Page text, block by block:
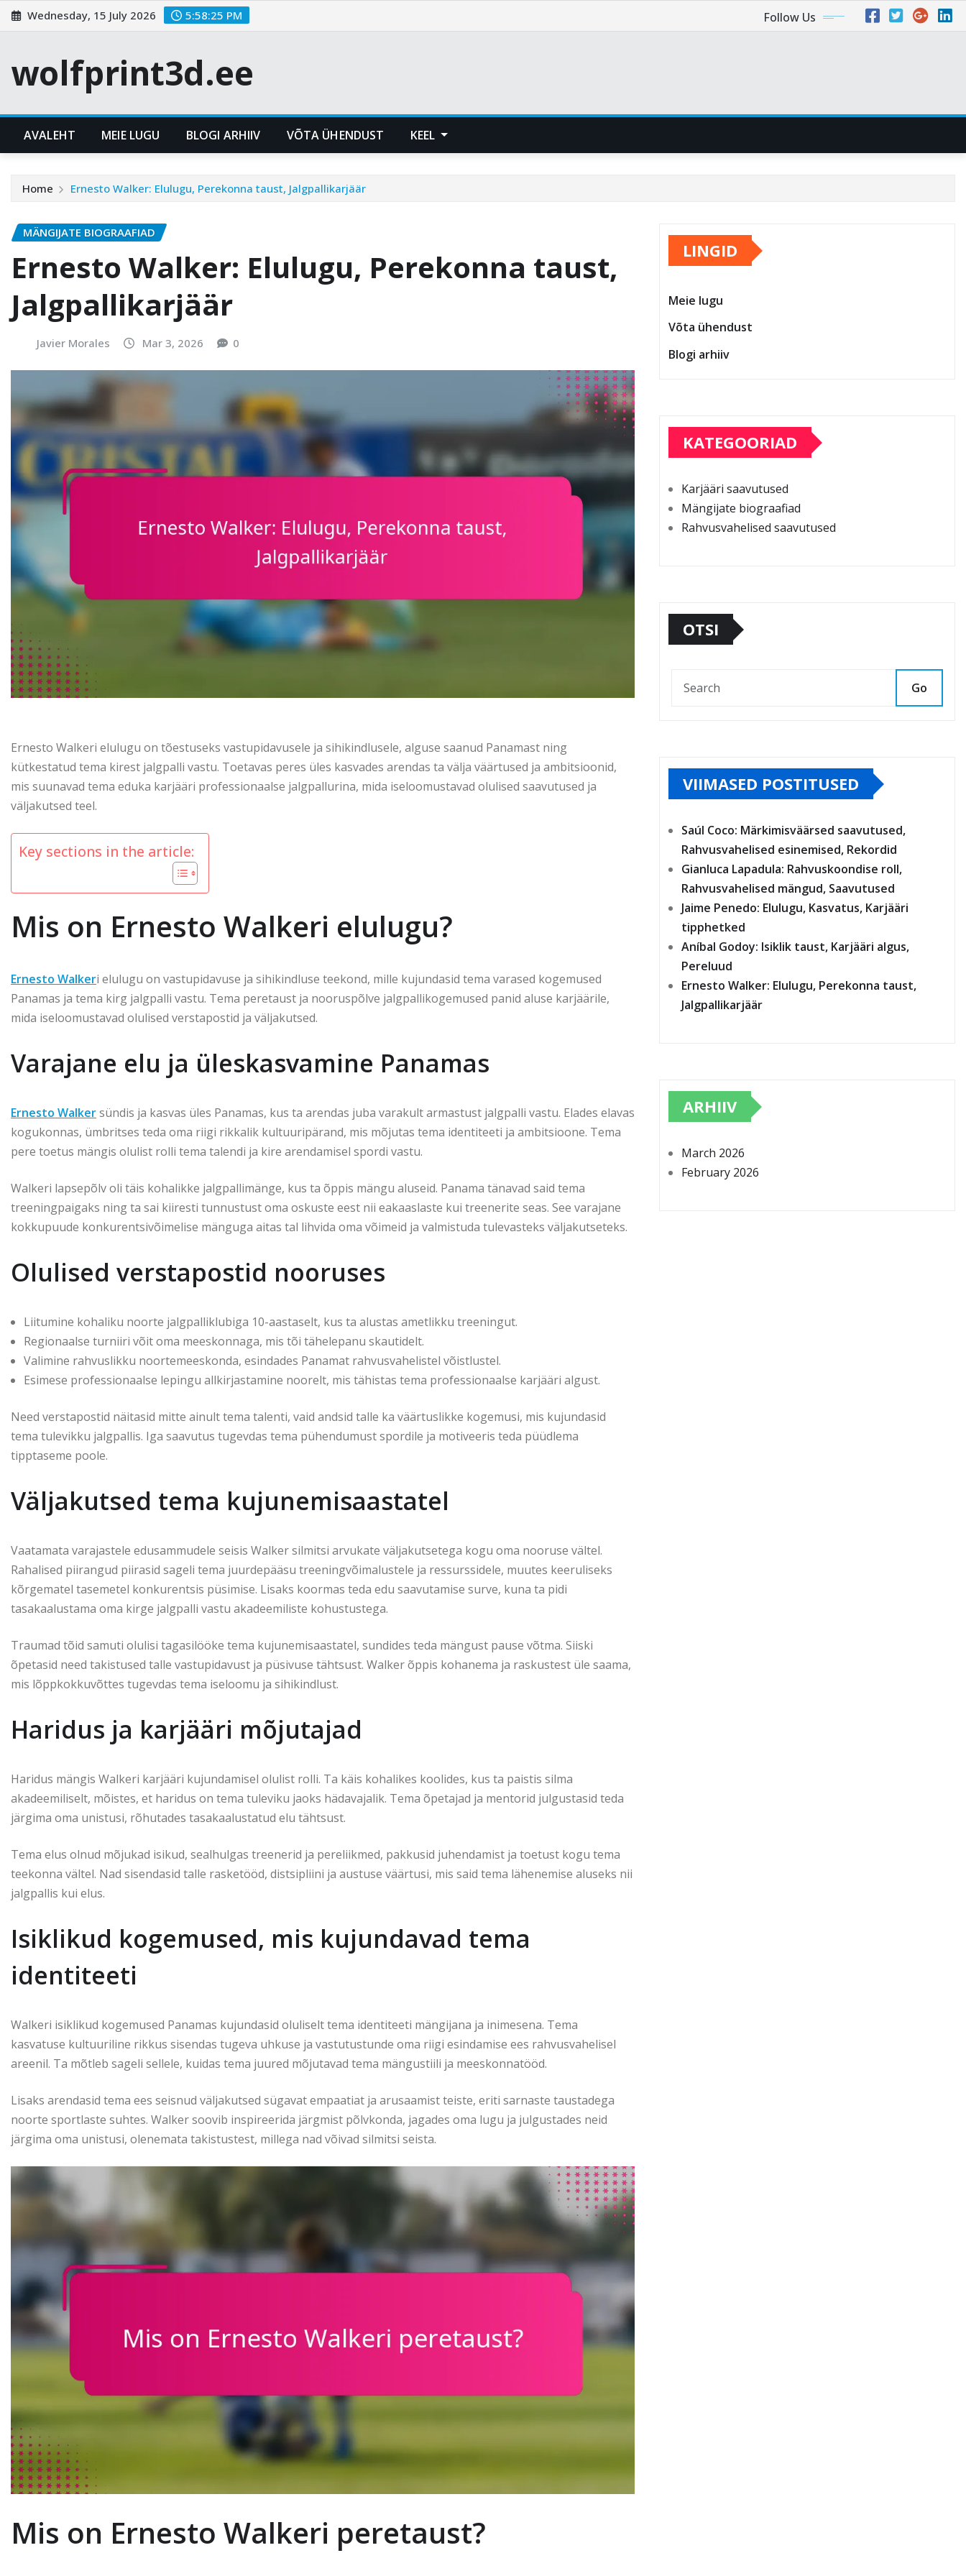
Skip
to
Wednesday, 15 July 2026 5:58:26 PM Follow Us
wolfprint3d.ee
AVALEHT MEIE LUGU BLOGI ARHIIV VÕTA ÜHENDUST KEEL
Home Ernesto Walker: Elulugu, Perekonna taust, Jalgpallikarjäär
MÄNGIJATE BIOGRAAFIAD
Ernesto Walker: Elulugu, Perekonna taust,
Jalgpallikarjäär
Javier Morales Mar 3, 2026 0
Ernesto Walkeri elulugu on tõestuseks vastupidavusele ja sihikindlusele, alguse saanud Panamast ning
kütkestatud tema kirest jalgpalli vastu. Toetavas peres üles kasvades arendas ta välja väärtused ja ambitsioonid,
mis suunavad tema eduka karjääri professionaalse jalgpallurina, mida iseloomustavad olulised saavutused ja
väljakutsed teel.
Key sections in the article:
Mis on Ernesto Walkeri elulugu?
Ernesto Walkeri elulugu on vastupidavuse ja sihikindluse teekond, mille kujundasid tema varased kogemused
Panamas ja tema kirg jalgpalli vastu. Tema peretaust ja nooruspõlve jalgpallikogemused panid aluse karjäärile,
mida iseloomustavad olulised verstapostid ja väljakutsed.
Varajane elu ja üleskasvamine Panamas
Ernesto Walkersündis ja kasvas üles Panamas, kus ta arendas juba varakult armastust jalgpalli vastu. Elades elavas
kogukonnas, ümbritses teda oma riigi rikkalik kultuuripärand, mis mõjutas tema identiteeti ja ambitsioone. Tema
pere toetus mängis olulist rolli tema talendi ja kire arendamisel spordi vastu.
Walkeri lapsepõlv oli täis kohalikke jalgpallimänge, kus ta õppis mängu aluseid. Panama tänavad said tema
treeningpaigaks ning ta sai kiiresti tunnustust oma oskuste eest nii eakaaslaste kui treenerite seas. See varajane
kokkupuude konkurentsivõimelise mänguga aitas tal lihvida oma võimeid ja valmistuda tulevasteks väljakutseteks.
Olulised verstapostid nooruses
Liitumine kohaliku noorte jalgpalliklubiga 10-aastaselt, kus ta alustas ametlikku treeningut.
Regionaalse turniiri võit oma meeskonnaga, mis tõi tähelepanu skautidelt.
Valimine rahvuslikku noortemeeskonda, esindades Panamat rahvusvahelistel võistlustel.
Esimese professionaalse lepingu allkirjastamine noorelt, mis tähistas tema professionaalse karjääri algust.
Need verstapostid näitasid mitte ainult tema talenti, vaid andsid talle ka väärtuslikke kogemusi, mis kujundasid
tema tulevikku jalgpallis. Iga saavutus tugevdas tema pühendumust spordile ja motiveeris teda püüdlema
tipptaseme poole.
Väljakutsed tema kujunemisaastatel
Vaatamata varajastele edusammudele seisis Walker silmitsi arvukate väljakutsetega kogu oma nooruse vältel.
Rahalised piirangud piirasid sageli tema juurdepääsu treeningvõimalustele ja ressurssidele, muutes keeruliseks
kõrgematel tasemetel konkurentsis püsimise. Lisaks koormas teda edu saavutamise surve, kuna ta pidi
tasakaalustama oma kirge jalgpalli vastu akadeemiliste kohustustega.
Traumad tõid samuti olulisi tagasilööke tema kujunemisaastatel, sundides teda mängust pause võtma. Siiski
õpetasid need takistused talle vastupidavust ja püsivuse tähtsust. Walker õppis kohanema ja raskustest üle saama,
mis lõppkokkuvõttes tugevdas tema iseloomu ja sihikindlust.
Haridus ja karjääri mõjutajad
Haridus mängis Walkeri karjääri kujundamisel olulist rolli. Ta käis kohalikes koolides, kus ta paistis silma
akadeemiliselt, mõistes, et haridus on tema tuleviku jaoks hädavajalik. Tema õpetajad ja mentorid julgustasid teda
järgima oma unistusi, rõhutades tasakaalustatud elu tähtsust.
Tema elus olnud mõjukad isikud, sealhulgas treenerid ja pereliikmed, pakkusid juhendamist ja toetust kogu tema
teekonna vältel. Nad sisendasid talle rasketööd, distsipliini ja austuse väärtusi, mis said tema lähenemise aluseks nii
jalgpallis kui elus.
Isiklikud kogemused, mis kujundavad tema
identiteeti
Walkeri isiklikud kogemused Panamas kujundasid oluliselt tema identiteeti mängijana ja inimesena. Tema
kasvatuse kultuuriline rikkus sisendas tugeva uhkuse ja vastutustunde oma riigi esindamise ees rahvusvahelisel
areenil. Ta mõtleb sageli sellele, kuidas tema juured mõjutavad tema mängustiili ja meeskonnatööd.
Lisaks arendasid tema ees seisnud väljakutsed sügavat empaatiat ja arusaamist teiste, eriti sarnaste taustadega
noorte sportlaste suhtes. Walker soovib inspireerida järgmist põlvkonda, jagades oma lugu ja julgustades neid
järgima oma unistusi, olenemata takistustest, millega nad võivad silmitsi seista.
Mis on Ernesto Walkeri peretaust?
LINGID
Meie lugu
Võta ühendust
Blogi arhiiv
KATEGOORIAD
Karjääri saavutused
Mängijate biograafiad
Rahvusvahelised saavutused
OTSI
Go
VIIMASED POSTITUSED
Saúl Coco: Märkimisväärsed saavutused,
Rahvusvahelised esinemised, Rekordid
Gianluca Lapadula: Rahvuskoondise roll,
Rahvusvahelised mängud, Saavutused
Jaime Penedo: Elulugu, Kasvatus, Karjääri
tipphetked
Aníbal Godoy: Isiklik taust, Karjääri algus,
Pereluud
Ernesto Walker: Elulugu, Perekonna taust,
Jalgpallikarjäär
ARHIIV
March 2026
February 2026